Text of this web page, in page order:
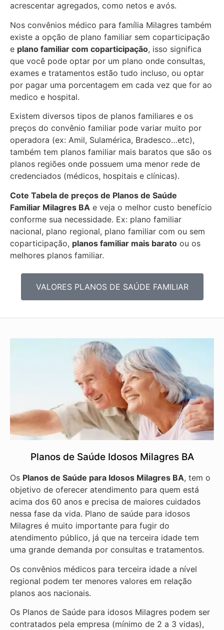
acrescentar agregados, como netos e avós.
Nos convênios médico para família Milagres também
existe a opção de plano familiar sem coparticipação
e plano familiar com coparticipação, isso significa
que você pode optar por um plano onde consultas,
exames e tratamentos estão tudo incluso, ou optar
por pagar uma porcentagem em cada vez que for ao
medico e hospital.
Existem diversos tipos de planos familiares e os
preços do convênio familiar pode variar muito por
operadora (ex: Amil, Sulamérica, Bradesco…etc),
também tem planos familiar mais baratos que são os
planos regiões onde possuem uma menor rede de
credenciados (médicos, hospitais e clínicas).
Cote Tabela de preços de Planos de Saúde
Familiar Milagres BA e veja o melhor custo benefício
conforme sua necessidade. Ex: plano familiar
nacional, plano regional, plano familiar com ou sem
coparticipação, planos familiar mais barato ou os
melhores planos familiar.
VALORES PLANOS DE SAÚDE FAMILIAR
Planos de Saúde Idosos Milagres BA
Os Planos de Saúde para Idosos Milagres BA, tem o
objetivo de oferecer atendimento para quem está
acima dos 60 anos e precisa de maiores cuidados
nessa fase da vida. Plano de saúde para idosos
Milagres é muito importante para fugir do
atendimento público, já que na terceira idade tem
uma grande demanda por consultas e tratamentos.
Os convênios médicos para terceira idade a nível
regional podem ter menores valores em relação
planos aos nacionais.
Os Planos de Saúde para idosos Milagres podem ser
contratados pela empresa (mínimo de 2 a 3 vidas),